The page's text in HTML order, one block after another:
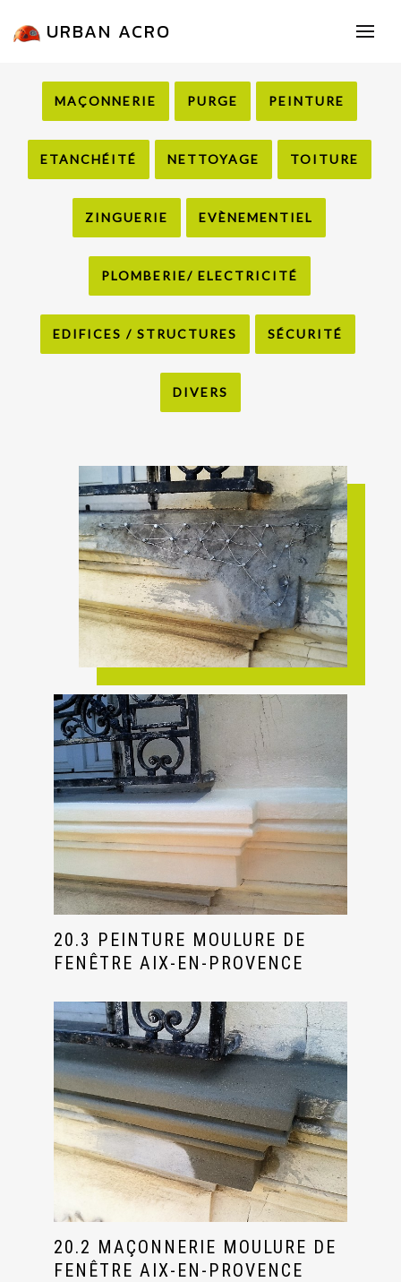
URBAN ACRO
MAÇONNERIE PURGE PEINTURE
ETANCHÉITÉ NETTOYAGE TOITURE
ZINGUERIE EVÈNEMENTIEL
PLOMBERIE/ ELECTRICITÉ
EDIFICES / STRUCTURES SÉCURITÉ
DIVERS
20.3 PEINTURE MOULURE DE
FENÊTRE AIX-EN-PROVENCE
20.2 MAÇONNERIE MOULURE DE
FENÊTRE AIX-EN-PROVENCE